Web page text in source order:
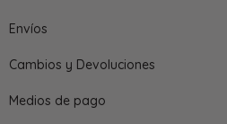
Envíos
Cambios y Devoluciones
Medios de pago